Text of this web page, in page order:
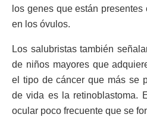
los genes que están
en los óvulos.
Los salubristas también
de niños mayores que
el tipo de cáncer que más se
de vida es la retinoblastoma.
ocular poco frecuente que se